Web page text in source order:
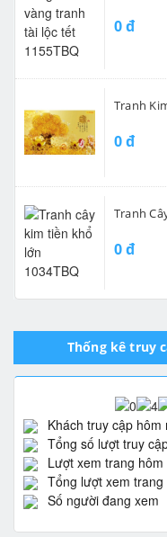
0 đ
Tranh
0 đ
Tranh
0 đ
Thống kê truy
Khách truy cập hôm
Tổng số lượt truy
Lượt xem trang hôm
Tổng lượt xem trang
Số người đang xem